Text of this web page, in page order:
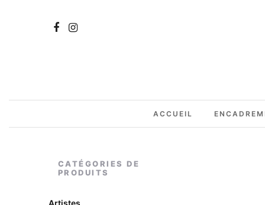
ACCUEIL
CATÉGORIES DE
PRODUITS
Artistes